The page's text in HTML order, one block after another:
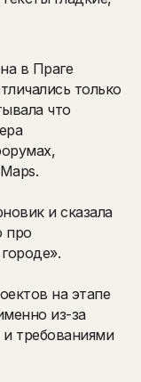
в Праге
только
что
и сказала
про
на этапе
из-за
требованиями